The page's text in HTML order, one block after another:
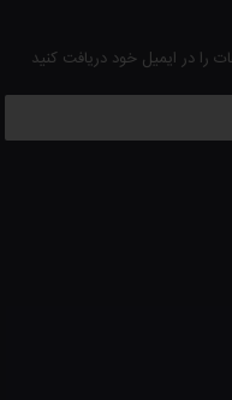
را در ایمیل خود دریافت کنید